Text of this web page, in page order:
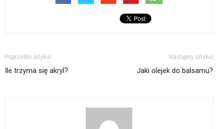
Poprzedni artykuł
Ile trzyma się akryl?
Następny artykuł
Jaki olejek do balsamu?